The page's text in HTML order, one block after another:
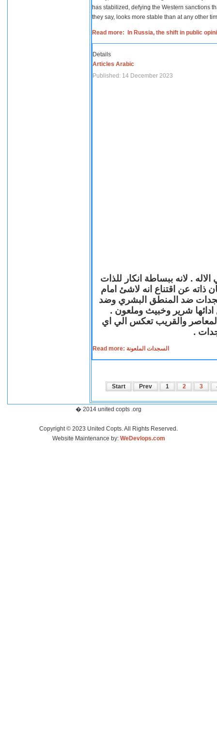
has stabilized, defying the Western sanctions
they say, looks more stable than at any other
Read more: In Russia, the shift in public
Details
Articles Arabic
Published: 14 December 2023
. لانه ببساطة انكار للذات
ذاته عن اقتناع انه لاشئ امام
ضد المنطق البشري وضد
ادائها شرير وخبيث وملعون .
المعاصر والقريب تعكس الي اي
.
Read more: السجدات الملعونة
Start Prev 1 2 3
� 2014 united copts .org
Copyright © 2023 United Copts. All Rights Reserved.
Website Maintenance by: WeDevlops.com